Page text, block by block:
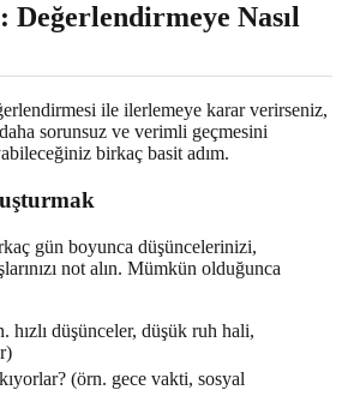
Nasıl
ile ilerlemeye karar verirseniz,
sorunsuz ve verimli geçmesini
birkaç basit adım.
gün boyunca düşüncelerinizi,
not alın. Mümkün olduğunca
hızlı düşünceler, düşük ruh hali,
(örn. gece vakti, sosyal